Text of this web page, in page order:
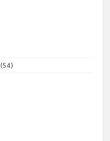
(54)